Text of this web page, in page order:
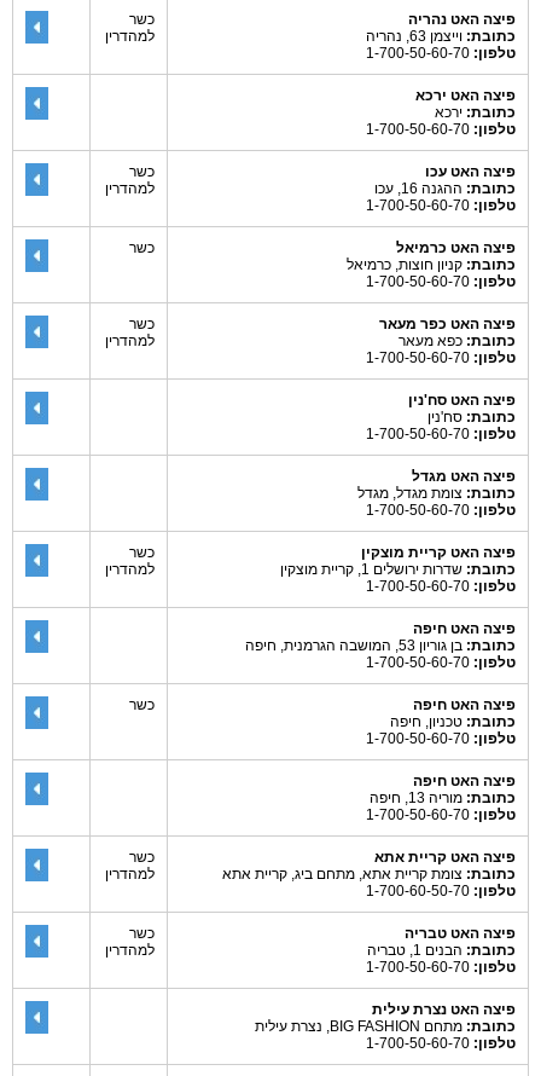
פיצה האט נהריה
כתובת: וייצמן 63, נהריה
טלפון:
כשר
למהדרין
פיצה האט ירכא
כתובת: ירכא
טלפון:
פיצה האט עכו
כתובת: ההגנה 16, עכו
טלפון:
כשר
למהדרין
פיצה האט כרמיאל
כתובת: קניון חוצות, כרמיאל
טלפון:
כשר
פיצה האט כפר מעאר
כתובת: כפא מעאר
טלפון:
כשר
למהדרין
פיצה האט סח'נין
כתובת: סח'נין
טלפון:
פיצה האט מגדל
כתובת: צומת מגדל, מגדל
טלפון:
פיצה האט קריית מוצקין
כתובת: שדרות ירושלים 1, קריית מוצקין
טלפון:
כשר
למהדרין
פיצה האט חיפה
כתובת: בן גוריון 53, המושבה הגרמנית, חיפה
טלפון:
פיצה האט חיפה
כתובת: טכניון, חיפה
טלפון:
כשר
פיצה האט חיפה
כתובת: מוריה 13, חיפה
טלפון:
פיצה האט קריית אתא
כתובת: צומת קריית אתא, מתחם ביג, קריית אתא
טלפון:
כשר
למהדרין
פיצה האט טבריה
כתובת: הבנים 1, טבריה
טלפון:
כשר
למהדרין
פיצה האט נצרת עילית
כתובת: מתחם BIG FASHION, נצרת עילית
טלפון: